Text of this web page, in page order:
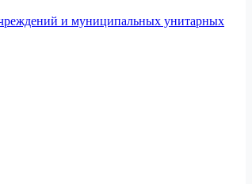
и муниципальных унитарных